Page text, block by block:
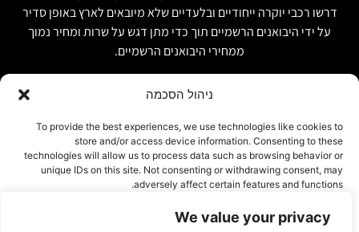
We value your privacy
ניהול הסכמה
To provide the best experiences, we use technologies like cookies to
store and/or access device information. Consenting to these
technologies will allow us to process data such as browsing behavior or
unique IDs on this site. Not consenting or withdrawing consent, may
adversely affect certain features and functions.
דרשו רכבי יוקרה ייחודיים ובלעדיים שלא מיובאים לארץ באופן סדיר
על ידי היבואנים הרשמיים תוך כדי מתן דגש על שרות ומחיר נמוך
ממחירי היבואנים הרשמיים.
אודות
יבוא אישי ויבוא מקביל
טרייד אין ומשומשות
רכבים למכירה במלאי
074-7408590
office@luxury-motors.co.il